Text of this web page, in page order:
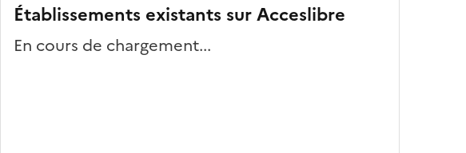
Établissements existants sur Acceslibre
En cours de chargement...